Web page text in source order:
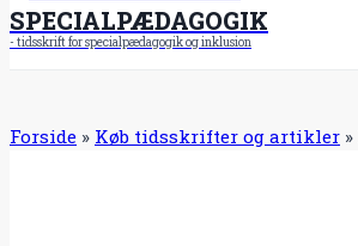
SPECIALPÆDAGOGIK
- tidsskrift for specialpædagogik og inklusion
Forside » Køb tidsskrifter og artikler »